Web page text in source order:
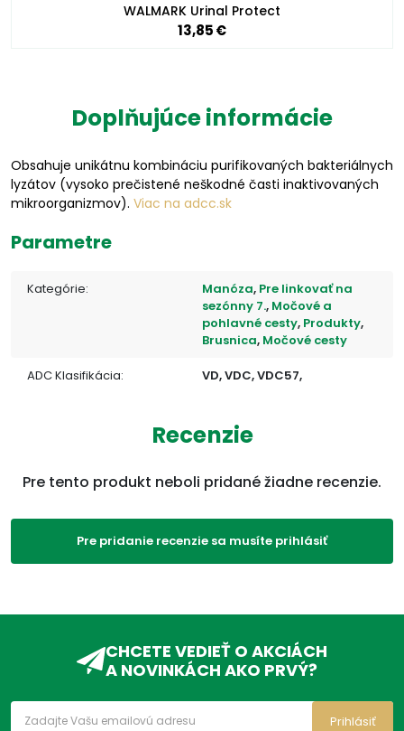
WALMARK Urinal Protect
13,85 €
Doplňujúce informácie
Obsahuje unikátnu kombináciu purifikovaných bakteriálnych
lyzátov (vysoko prečistené neškodné časti inaktivovaných
mikroorganizmov). Viac na adcc.sk
Parametre
Kategórie: Manóza, Pre linkovať na
sezónny 7., Močové a
pohlavné cesty, Produkty,
Brusnica, Močové cesty
ADC Klasifikácia: VD, VDC, VDC57,
Recenzie
Pre tento produkt neboli pridané žiadne recenzie.
Pre pridanie recenzie sa musíte prihlásiť
CHCETE VEDIEŤ O AKCIÁCH
A NOVINKÁCH AKO PRVÝ?
Prihlásiť